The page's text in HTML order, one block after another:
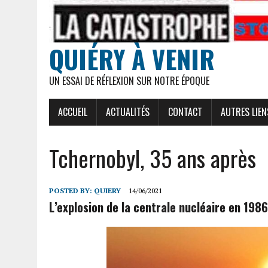
QUIÉRY À VENIR
UN ESSAI DE RÉFLEXION SUR NOTRE ÉPOQUE
ACCUEIL ACTUALITÉS CONTACT AUTRES
Tchernobyl, 35 ans après
POSTED BY: QUIERY 14/06/2021
L’explosion de la centrale nucléaire en 1986